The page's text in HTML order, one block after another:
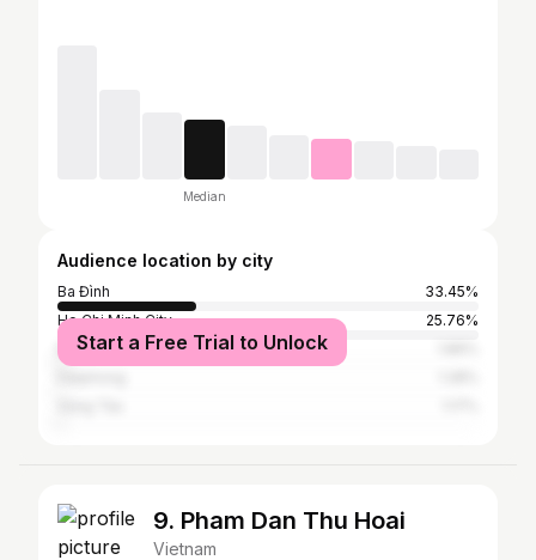
Median
Audience location by city
Ba Đình
33.45%
Ho Chi Minh City
25.76%
Đà Nẵng
Start a Free Trial to Unlock
9. Pham Dan Thu Hoai
Vietnam